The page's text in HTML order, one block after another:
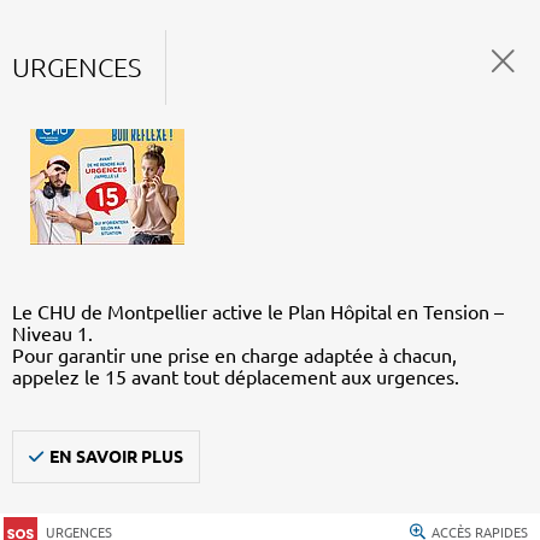
URGENCES
Le CHU de Montpellier active le Plan Hôpital en Tension –
Niveau 1.
Pour garantir une prise en charge adaptée à chacun,
appelez le 15 avant tout déplacement aux urgences.
EN SAVOIR PLUS
URGENCES ACCÈS RAPIDES